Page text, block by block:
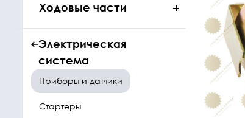
Ходовые части
Электрическая
система
Приборы и датчики
Стартеры